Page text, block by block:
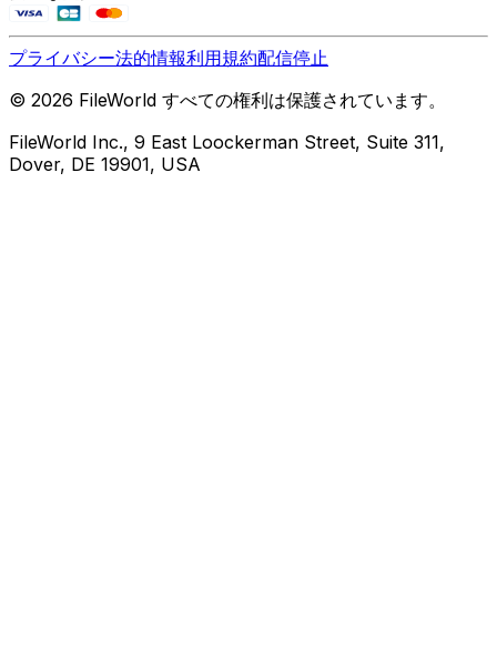
プライバシー法的情報利用規約配信停止
© 2026 FileWorld すべての権利は保護されています。
FileWorld Inc., 9 East Loockerman Street, Suite 311,
Dover, DE 19901, USA